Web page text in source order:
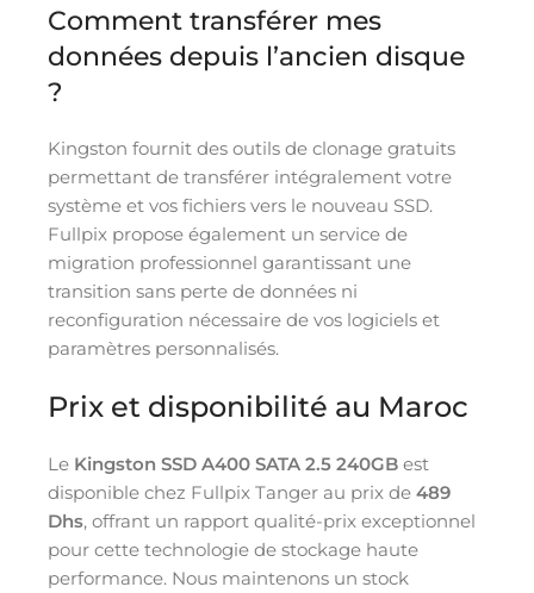
Comment transférer mes
données depuis l’ancien disque
?
Kingston fournit des outils de clonage gratuits
permettant de transférer intégralement votre
système et vos fichiers vers le nouveau SSD.
Fullpix propose également un service de
migration professionnel garantissant une
transition sans perte de données ni
reconfiguration nécessaire de vos logiciels et
paramètres personnalisés.
Prix et disponibilité au Maroc
Le Kingston SSD A400 SATA 2.5 240GB est
disponible chez Fullpix Tanger au prix de 489
Dhs, offrant un rapport qualité-prix exceptionnel
pour cette technologie de stockage haute
performance. Nous maintenons un stock